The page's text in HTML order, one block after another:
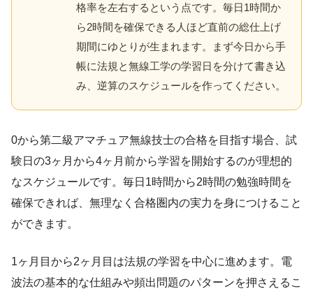
格率を左右するという点です。毎日1時間か
ら2時間を確保できる人ほど直前の総仕上げ
期間にゆとりが生まれます。まず今日から手
帳に法規と無線工学の学習日を分けて書き込
み、逆算のスケジュールを作ってください。
0から第二級アマチュア無線技士の合格を目指す場合、試
験日の3ヶ月から4ヶ月前から学習を開始するのが理想的
なスケジュールです。毎日1時間から2時間の勉強時間を
確保できれば、無理なく合格圏内の実力を身につけること
ができます。
1ヶ月目から2ヶ月目は法規の学習を中心に進めます。電
波法の基本的な仕組みや頻出問題のパターンを押さえるこ